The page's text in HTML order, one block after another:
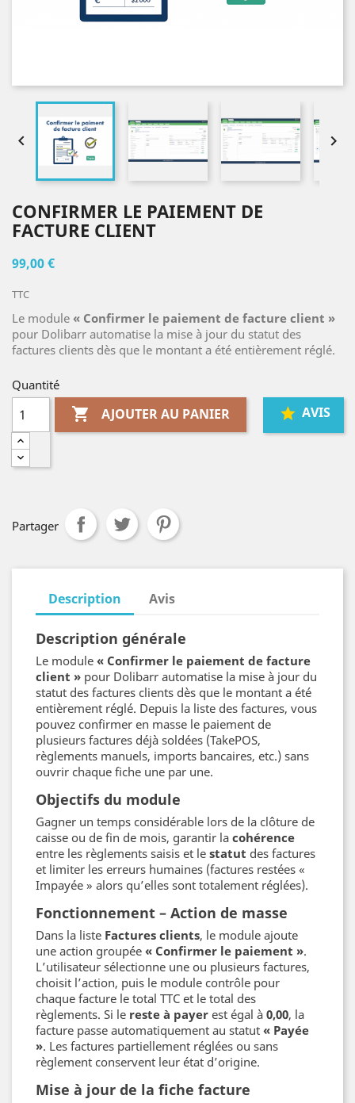
 
CONFIRMER LE PAIEMENT DE
FACTURE CLIENT
99,00 €
TTC
Le module « Confirmer le paiement de facture client »
pour Dolibarr automatise la mise à jour du statut des
factures clients dès que le montant a été entièrement réglé.
Quantité
 AJOUTER AU PANIER AVIS
Partager
Description Avis
Description générale
Le module « Confirmer le paiement de facture
client » pour Dolibarr automatise la mise à jour du
statut des factures clients dès que le montant a été
entièrement réglé. Depuis la liste des factures, vous
pouvez confirmer en masse le paiement de
plusieurs factures déjà soldées (TakePOS,
règlements manuels, imports bancaires, etc.) sans
ouvrir chaque fiche une par une.
Objectifs du module
Gagner un temps considérable lors de la clôture de
caisse ou de fin de mois, garantir la cohérence
entre les règlements saisis et le statut des factures
et limiter les erreurs humaines (factures restées «
Impayée » alors qu’elles sont totalement réglées).
Fonctionnement – Action de masse
Dans la liste Factures clients, le module ajoute
une action groupée « Confirmer le paiement ».
L’utilisateur sélectionne une ou plusieurs factures,
choisit l’action, puis le module contrôle pour
chaque facture le total TTC et le total des
règlements. Si le reste à payer est égal à 0,00, la
facture passe automatiquement au statut « Payée
». Les factures partiellement réglées ou sans
règlement conservent leur état d’origine.
Mise à jour de la fiche facture